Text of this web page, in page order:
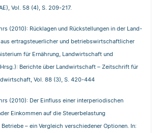
Vol. 58 (4), S. 209-217.
(2010): Rücklagen und Rückstellungen in der Land-
ertragsteuerlicher und betriebswirtschaftlicher
für Ernährung, Landwirtschaft und
Berichte über Landwirtschaft – Zeitschrift für
Vol. 88 (3), S. 420-444
(2010): Der Einfluss einer interperiodischen
Einkommen auf die Steuerbelastung
– ein Vergleich verschiedener Optionen. In: